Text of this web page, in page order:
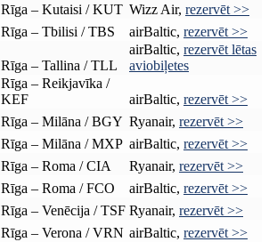
Rīga – Kutaisi / KUT Wizz Air, rezervēt >>
Rīga – Tbilisi / TBS airBaltic, rezervēt >>
Rīga – Tallina / TLL
airBaltic, rezervēt lētas
aviobiļetes
Rīga – Reikjavīka /
KEF
airBaltic, rezervēt >>
Rīga – Milāna / BGY Ryanair, rezervēt >>
Rīga – Milāna / MXP airBaltic, rezervēt >>
Rīga – Roma / CIA
Ryanair, rezervēt >>
Rīga – Roma / FCO
airBaltic, rezervēt >>
Rīga – Venēcija / TSF Ryanair, rezervēt >>
Rīga – Verona / VRN airBaltic, rezervēt >>